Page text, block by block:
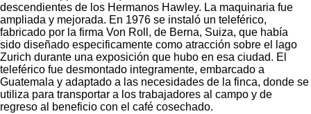
descendientes de los Hermanos Hawley. La maquinaria fue
ampliada y mejorada. En 1976 se instaló un teleférico,
fabricado por la firma Von Roll, de Berna, Suiza, que había
sido diseñado especificamente como atracción sobre el lago
Zurich durante una exposición que hubo en esa ciudad. El
teleférico fue desmontado integramente, embarcado a
Guatemala y adaptado a las necesidades de la finca, donde se
utiliza para transportar a los trabajadores al campo y de
regreso al beneficio con el café cosechado.